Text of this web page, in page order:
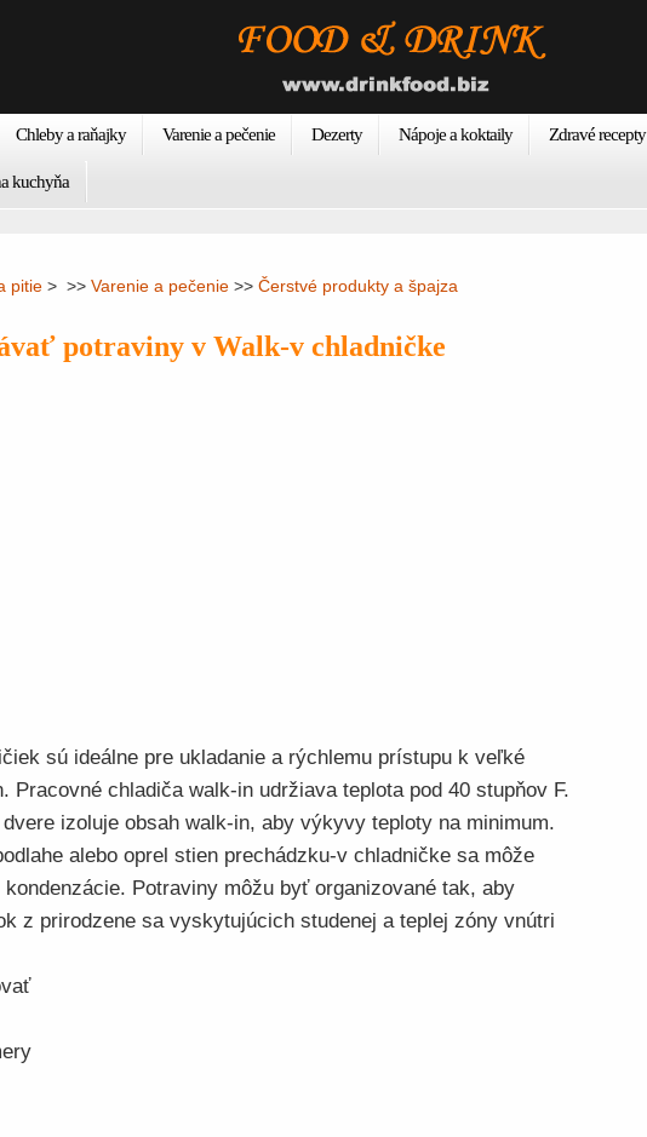
Chleby a raňajky Varenie a pečenie Dezerty Nápoje a koktaily Zdravé recepty
kuchyňa
pitie > >> Varenie a pečenie >> Čerstvé produkty a špajza
potraviny v Walk-v chladničke
sú ideálne pre ukladanie a rýchlemu prístupu k veľké
Pracovné chladiča walk-in udržiava teplota pod 40 stupňov F.
izoluje obsah walk-in, aby výkyvy teploty na minimum.
alebo oprel stien prechádzku-v chladničke sa môže
Potraviny môžu byť organizované tak, aby
z prirodzene sa vyskytujúcich studenej a teplej zóny vnútri